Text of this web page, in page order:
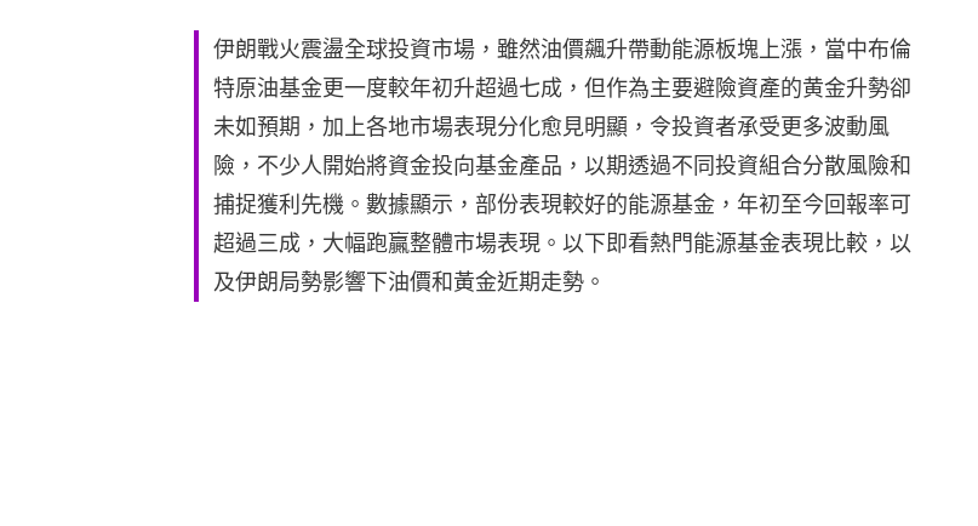
伊朗戰火震盪全球投資市場，雖然油價飆升帶動能源板塊上漲，當中布倫
特原油基金更一度較年初升超過七成，但作為主要避險資產的黄金升勢卻
未如預期，加上各地市場表現分化愈見明顯，令投資者承受更多波動風
險，不少人開始將資金投向基金產品，以期透過不同投資組合分散風險和
捕捉獲利先機。數據顯示，部份表現較好的能源基金，年初至今回報率可
超過三成，大幅跑贏整體市場表現。以下即看熱門能源基金表現比較，以
及伊朗局勢影響下油價和黃金近期走勢。